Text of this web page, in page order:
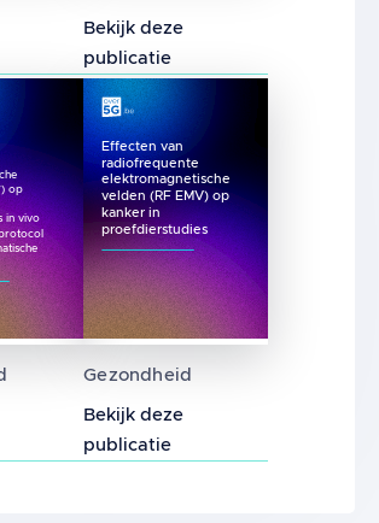
Bekijk deze
publicatie
op
in vivo
Effecten van
radiofrequente
elektromagnetische
velden (RF EMV) op
kanker in
proefdierstudies
Gezondheid
Bekijk deze
publicatie